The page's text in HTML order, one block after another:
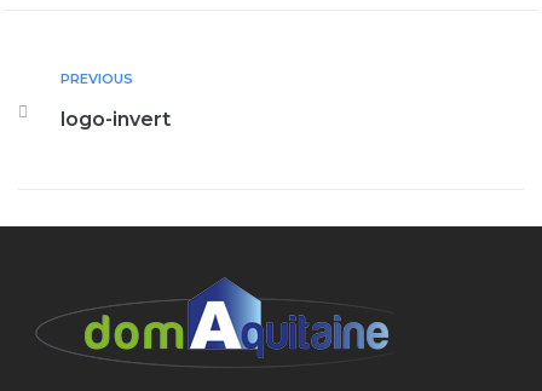
PREVIOUS
logo-invert